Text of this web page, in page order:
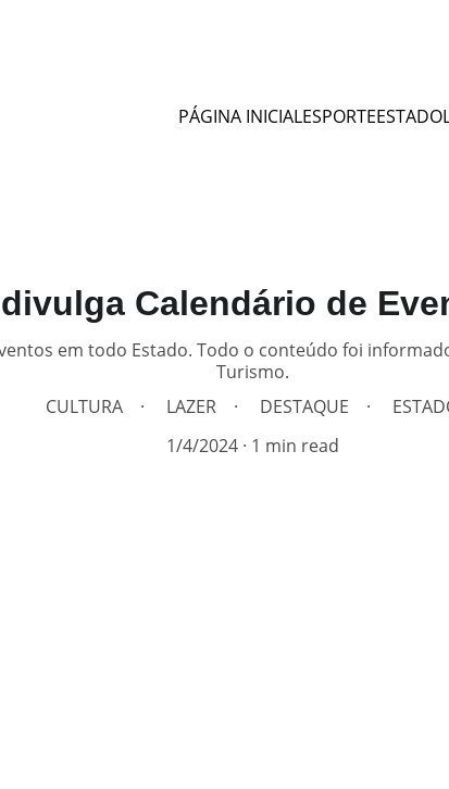
PÁGINA INICIALESPORTEESTADO
Calendário de
em todo Estado. Todo o conteúdo foi
Turismo.
CULTURA
LAZER DESTAQUE
1/4/2024
1 min read